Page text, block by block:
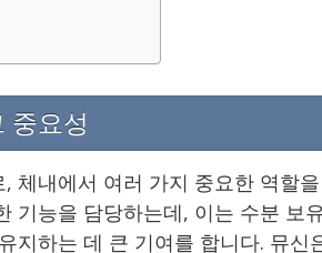
중요성
체내에서 여러 가지 중요한 역할
기능을 담당하는데, 이는 수분 보
지하는 데 큰 기여를 합니다. 뮤신